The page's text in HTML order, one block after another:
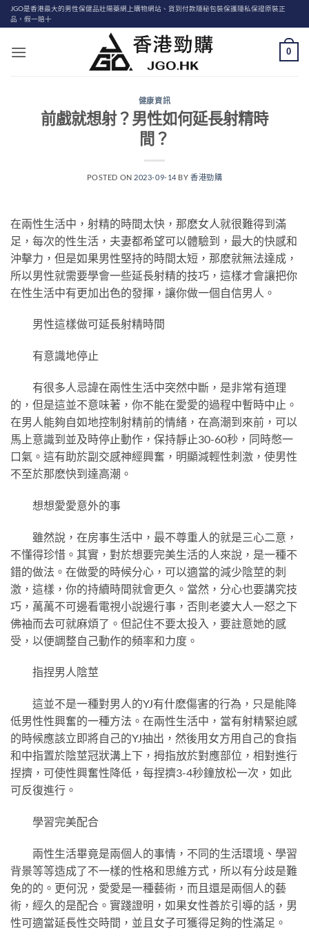
Skip
to
JGO是香港最大的男性保健品壯陽藥網上購物網站、貨到付款隱秘包裝保護隱私保證原裝正
品，假一賠十
0
健康資訊
前戲就想射？男性如何延長射精時
間？
POSTED ON 2023-09-14 BY香港勁購
在兩性生活中，射精的時間太快，那麽女人就很難得到滿
足，每次的性生活，夫妻都希望可以體驗到，最大的快感和
沖擊力，但是如果男性堅持的時間太短，那麽就無法達成，
所以男性就需要學會一些延長射精的技巧，這樣才會讓把你
在性生活中有更加出色的發揮，讓你做一個自信男人。
男性這樣做可延長射精時間
有意識地停止
有很多人忌諱在兩性生活中突然中斷，是非常有道理
的，但是這並不意味著，你不能在愛愛的過程中暫時中止。
在男人能夠自如地控制射精前的情緒，在高潮到來前，可以
馬上意識到並及時停止動作，保持靜止30-60秒，同時憋一
口氣。這有助於副交感神經興奮，明顯減輕性刺激，使男性
不至於那麽快到達高潮。
想想愛愛意外的事
雖然說，在房事生活中，最不尊重人的就是三心二意，
不懂得珍惜。其實，對於想要完美生活的人來說，是一種不
錯的做法。在做愛的時候分心，可以適當的減少陰莖的刺
激，這樣，你的持續時間就會更久。當然，分心也要講究技
巧，萬萬不可邊看電視小說邊行事，否則老婆大人一怒之下
佛袖而去可就麻煩了。但記住不要太投入，要註意她的感
受，以便調整自己動作的頻率和力度。
指捏男人陰莖
這並不是一種對男人的YJ有什麽傷害的行為，只是能降
低男性性興奮的一種方法。在兩性生活中，當有射精緊迫感
的時候應該立即將自己的YJ抽出，然後用女方用自己的食指
和中指置於陰莖冠狀溝上下，拇指放於對應部位，相對進行
捏擠，可使性興奮性降低，每捏擠3-4秒鐘放松一次，如此
可反復進行。
學習完美配合
兩性生活畢竟是兩個人的事情，不同的生活環境、學習
背景等等造成了不一樣的性格和思維方式，所以有分歧是難
免的的。更何況，愛愛是一種藝術，而且還是兩個人的藝
術，經久的是配合。實踐證明，如果女性善於引導的話，男
性可適當延長性交時間，並且女子可獲得足夠的性滿足。